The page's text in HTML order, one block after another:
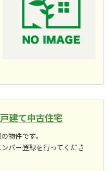
建て中古住宅
物件です。
バー登録を行ってくださ